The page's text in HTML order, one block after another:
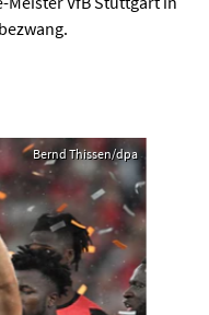
Bernd Thissen/dpa